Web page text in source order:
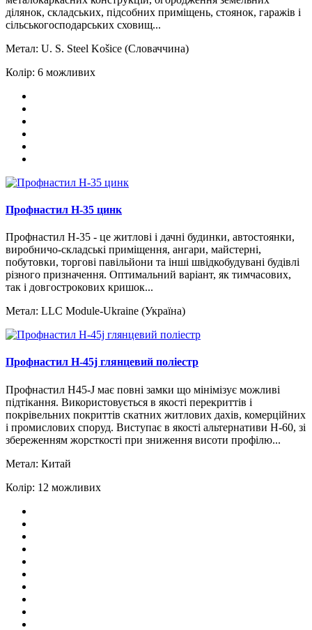
ділянок, складських, підсобних приміщень, стоянок, гаражів і
сільськогосподарських сховищ...
Метал: U. S. Steel Košice (Словаччина)
Колір: 6 можливих
Профнастил H-35 цинк
Профнастил Н-35 - це житлові і дачні будинки, автостоянки,
виробничо-складські приміщення, ангари, майстерні,
побутовки, торгові павільйони та інші швідкобудувані будівлі
різного призначення. Оптимальний варіант, як тимчасових,
так і довгострокових кришок...
Метал: LLC Module-Ukraine (Україна)
Профнастил H-45j глянцевий поліестр
Профнастил H45-J має повні замки що мінімізує можливі
підтікання. Використовується в якості перекриттів і
покрівельних покриттів скатних житлових дахів, комерційних
і промислових споруд. Виступає в якості альтернативи Н-60, зі
збереженням жорсткості при зниження висоти профілю...
Метал: Китай
Колір: 12 можливих